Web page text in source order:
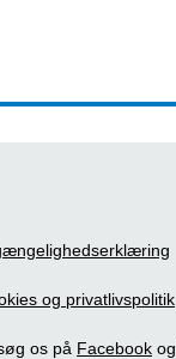
og privatlivspolitik
os på Facebook og